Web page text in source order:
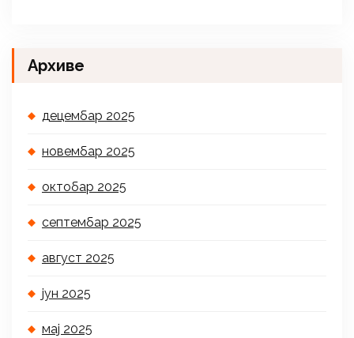
Архиве
децембар 2025
новембар 2025
октобар 2025
септембар 2025
август 2025
јун 2025
мај 2025